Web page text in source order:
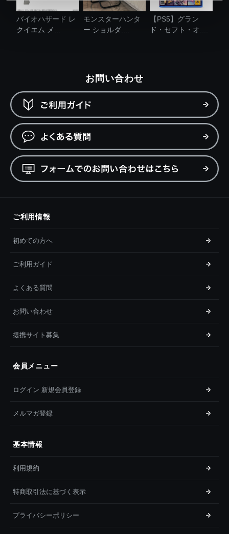
バイオハザード レ
クイエム メ...
モンスターハンタ
ー ショルダ....
【PS5】グラン
ド・セフト・オ....
お問い合わせ
ご利用情報
初めての方へ
ご利用ガイド
よくある質問
お問い合わせ
提携サイト募集
会員メニュー
ログイン 新規会員登録
メルマガ登録
基本情報
利用規約
特商取引法に基づく表示
プライバシーポリシー